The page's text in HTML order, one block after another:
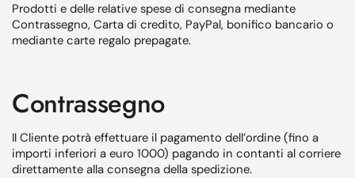
Prodotti e delle relative spese di consegna mediante
Contrassegno, Carta di credito, PayPal, bonifico bancario o
mediante carte regalo prepagate.
Contrassegno
Il Cliente potrà effettuare il pagamento dell’ordine (fino a
importi inferiori a euro 1000) pagando in contanti al corriere
direttamente alla consegna della spedizione.